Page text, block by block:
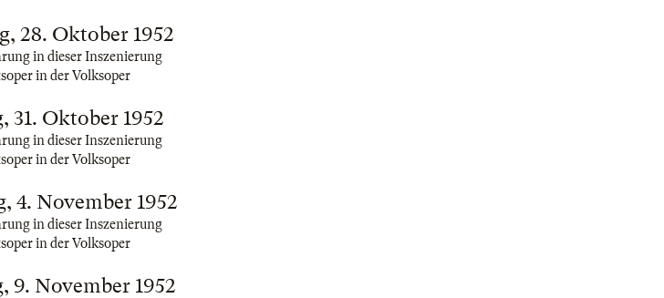
28. Oktober 1952
in dieser Inszenierung
in der Volksoper
31. Oktober 1952
in dieser Inszenierung
in der Volksoper
4. November 1952
in dieser Inszenierung
in der Volksoper
9. November 1952